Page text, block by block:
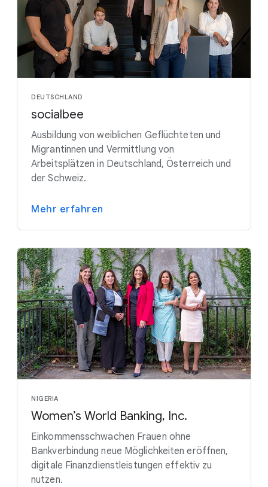
DEUTSCHLAND
socialbee
Ausbildung von weiblichen Geflüchteten und
Migrantinnen und Vermittlung von
Arbeitsplätzen in Deutschland, Österreich und
der Schweiz.
Mehr erfahren
NIGERIA
Women’s World Banking, Inc.
Einkommensschwachen Frauen ohne
Bankverbindung neue Möglichkeiten eröffnen,
digitale Finanzdienstleistungen effektiv zu
nutzen.